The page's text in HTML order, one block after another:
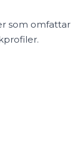
som omfattar